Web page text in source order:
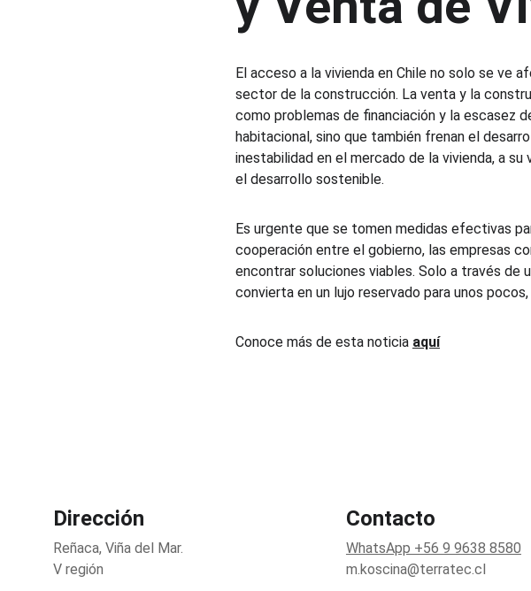
El acceso a la vivienda en Chile no solo se ve
sector de la construcción. La venta y la
como problemas de financiación y la escasez
habitacional, sino que también frenan el
inestabilidad en el mercado de la vivienda, a
el desarrollo sostenible.
Es urgente que se tomen medidas efectivas
cooperación entre el gobierno, las empresas
encontrar soluciones viables. Solo a través de
convierta en un lujo reservado para unos
Conoce más de esta noticia aquí
Contacto
WhatsApp +56 9 9638 8580
m.koscina@terratec.cl
Dirección
Reñaca, Viña del Mar.
V región